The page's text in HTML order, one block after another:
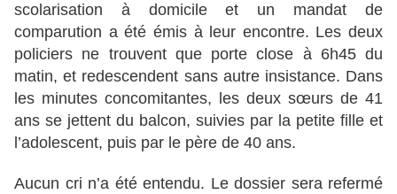
scolarisation à domicile et un mandat de
comparution a été émis à leur encontre. Les deux
policiers ne trouvent que porte close à 6h45 du
matin, et redescendent sans autre insistance. Dans
les minutes concomitantes, les deux sœurs de 41
ans se jettent du balcon, suivies par la petite fille et
l’adolescent, puis par le père de 40 ans.
Aucun cri n’a été entendu. Le dossier sera refermé